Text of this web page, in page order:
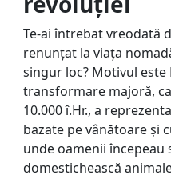
Te-ai întrebat vreodată
renunțat la viața
singur loc? Motivul este
transformare majoră,
10.000 î.Hr., a
bazate pe vânătoare și
unde oamenii începeau
domestichească